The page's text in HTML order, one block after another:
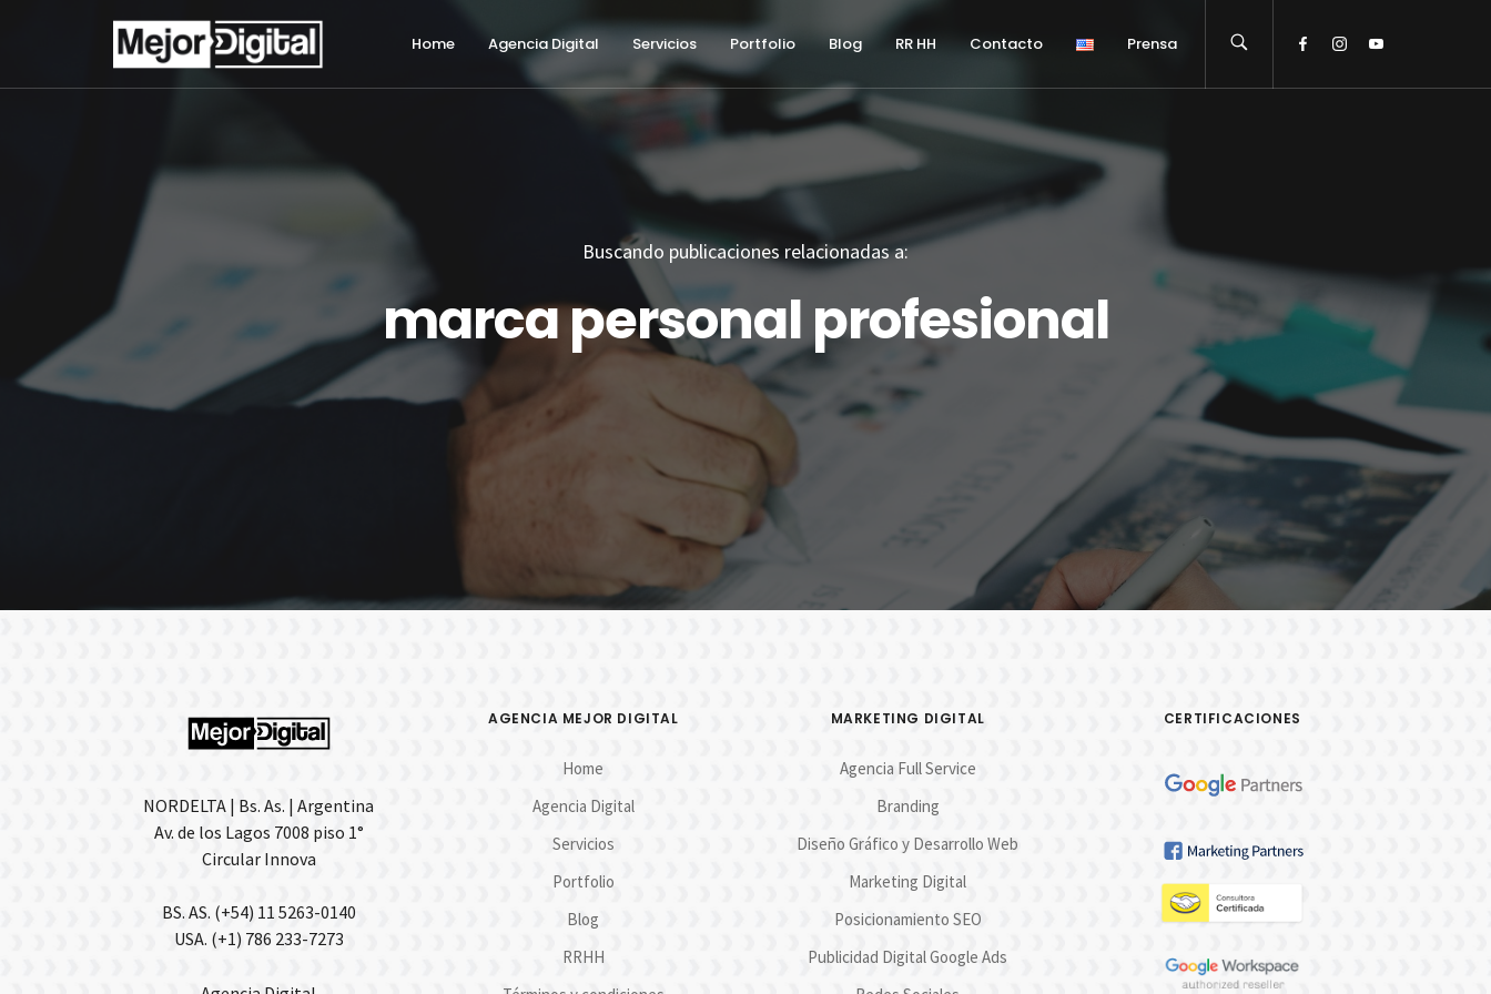
Home Agencia Digital Servicios Portfolio Blog RR HH Contacto Prensa
Buscando publicaciones relacionadas a:
marca personal profesional
NORDELTA | Bs. As. | Argentina
Av. de los Lagos 7008 piso 1°
Circular Innova
BS. AS. (+54) 11 5263-0140
USA. (+1) 786 233-7273
AGENCIA MEJOR DIGITAL
Home
Agencia Digital
Servicios
Portfolio
Blog
RRHH
MARKETING DIGITAL
Agencia Full Service
Branding
Diseño Gráfico y Desarrollo Web
Marketing Digital
Posicionamiento SEO
Publicidad Digital Google Ads
CERTIFICACIONES